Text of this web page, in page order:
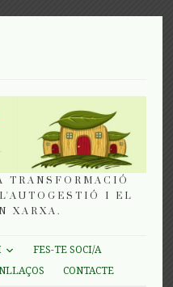
TRANSFORMACIÓ
I EL
XARXA.
FES-TE SOCI/A
CONTACTE